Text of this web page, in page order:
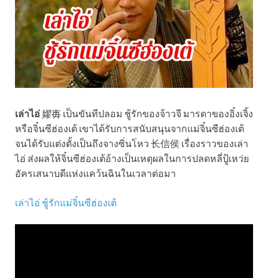
เล่าไอ่嫪毐 เป็นขันทีปลอม ชู้รักของจ้าวจี มารดาของอิ๋งเจิ้ง
หรือจิ๋นซีฮ่องเต้ เขาได้รับการสนับสนุนจากแม่จิ๋นซีฮ่องเต้
จนได้รับแต่งตั้งเป็นถึงจางซิ่นโหว 长信侯 เรื่องราวของเล่า
ไอ่ ส่งผลให้จิ๋นซีฮ่องเต้อ้างเป็นเหตุผลในการปลดหลี่ปู้เหว่ย
อัครเสนาบดีแห่งแคว้นฉินในเวลาต่อมา
เล่าไอ่ ชู้รักแม่จิ๋นซีฮ่องเต้